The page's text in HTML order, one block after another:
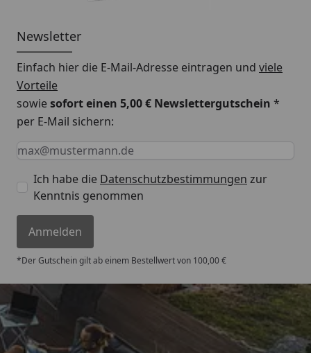
Newsletter
Einfach hier die E-Mail-Adresse eintragen und viele
Vorteile
sowiesofort einen 5,00 € Newslettergutschein *
per E-Mail sichern:
Keine Eingabe erforderlich
Eingabe erforderlich
E-Mail *
Ich habe die Datenschutzbestimmungen zur
Kenntnis genommen
Anmelden
*Der Gutschein gilt ab einem Bestellwert von 100,00 €
Trusted Shops